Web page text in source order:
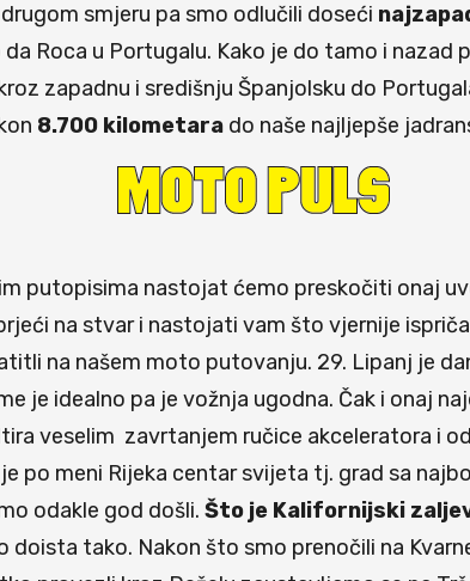
smjeru pa smo odlučili doseći
Roca u Portugalu. Kako je do tamo i
zapadnu i središnju Španjolsku do
8.700 kilometara do naše najljepše
putopisima nastojat ćemo preskočiti onaj
na stvar i nastojati vam što vjernije
na našem moto putovanju. 29. Lipanj je
je idealno pa je vožnja ugodna. Čak i onaj
veselim zavrtanjem ručice akceleratora i
po meni Rijeka centar svijeta tj. grad sa
odakle god došli. Što je Kalifornijski
tako. Nakon što smo prenočili na